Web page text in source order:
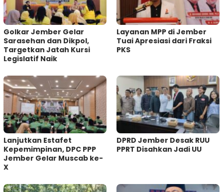
Golkar Jember Gelar
Sarasehan dan Dikpol,
Targetkan Jatah Kursi
Legislatif Naik
Layanan MPP di Jember
Tuai Apresiasi dari Fraksi
PKS
Lanjutkan Estafet
Kepemimpinan, DPC PPP
Jember Gelar Muscab ke-
X
DPRD Jember Desak RUU
PPRT Disahkan Jadi UU